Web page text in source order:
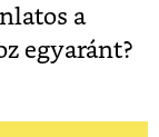
a
egyaránt?